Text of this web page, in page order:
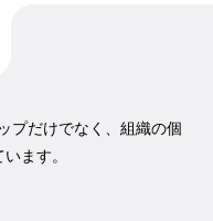
プだけでなく、組織の個
ます。